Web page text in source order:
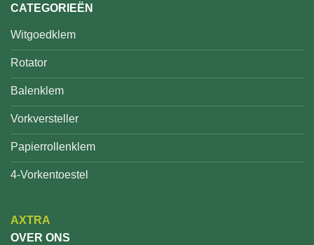
CATEGORIEËN
Witgoedklem
Rotator
Balenklem
Vorkversteller
Papierrollenklem
4-Vorkentoestel
AXTRA
OVER ONS